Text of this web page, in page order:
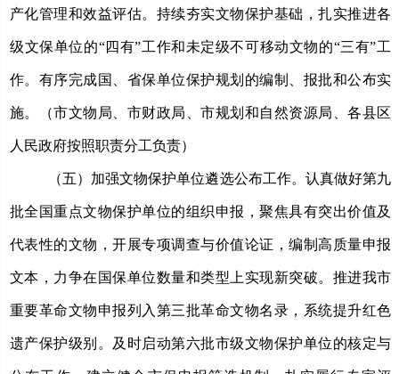
产化管理和效益评估。持续夯实文物保护基础，扎实推进各
级文保单位的“四有”工作和未定级不可移动文物的“三有”工
作。有序完成国、省保单位保护规划的编制、报批和公布实
施。（市文物局、市财政局、市规划和自然资源局、各县区
人民政府按照职责分工负责）
（五）加强文物保护单位遴选公布工作。 认真做好第九
批全国重点文物保护单位的组织申报，聚焦具有突出价值及
代表性的文物，开展专项调查与价值论证，编制高质量申报
文本，力争在国保单位数量和类型上实现新突破。推进我市
重要革命文物申报列入第三批革命文物名录，系统提升红色
遗产保护级别。及时启动第六批市级文物保护单位的核定与